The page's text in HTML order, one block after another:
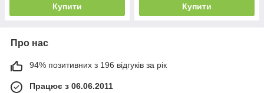
Купити Купити
Про нас
94% позитивних з 196 відгуків за рік
Працює з 06.06.2011